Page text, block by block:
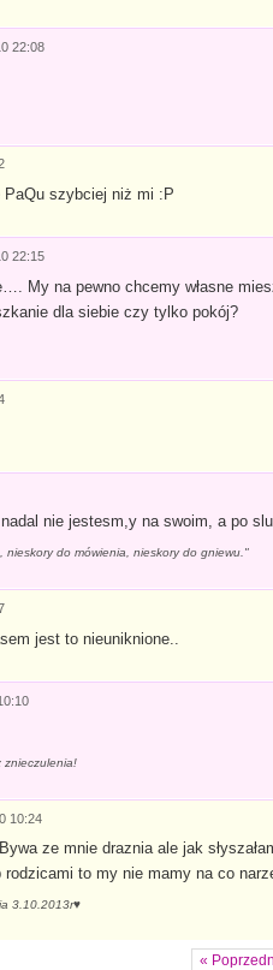
22:08
szybciej niż mi :P
22:15
My na pewno chcemy własne
dla siebie czy tylko pokój?
nie jestesm,y na swoim, a po
nieskory do mówienia, nieskory do gniewu."
jest to nieuniknione..
znieczulenia!
10:24
ze mnie draznia ale jak
to my nie mamy na co
3.10.2013r♥
«